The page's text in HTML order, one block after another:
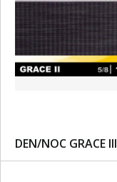
DEN/NOC GRACE III